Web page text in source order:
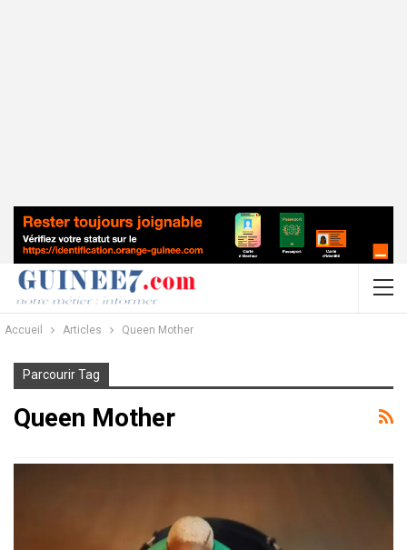
Accueil Articles Queen Mother
Parcourir Tag
Queen Mother